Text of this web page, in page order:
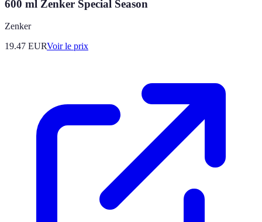
600 ml Zenker Special Season
Zenker
19.47 EURVoir le prix